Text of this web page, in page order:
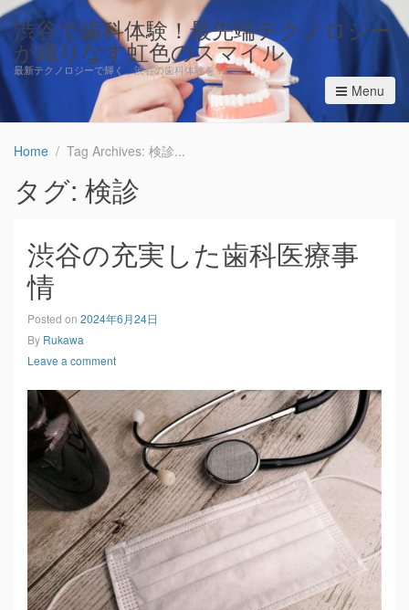
渋谷で歯科体験！最先端テクノロジー
が織りなす虹色のスマイル
最新テクノロジーで輝く、渋谷の歯科体験を！
Menu
Home Tag Archives: 検診
タグ: 検診
渋谷の充実した歯科医療事
情
Posted on 2024年6月24日
By Rukawa
Leave a comment